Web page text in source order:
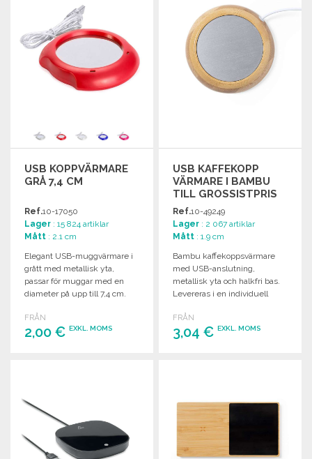
USB KOPPVÄRMARE
GRÅ 7,4 CM
Ref.10-17050
Lager : 15 824 artiklar
Mått : 2.1 cm
Elegant USB-muggvärmare i
grått med metallisk yta,
passar för muggar med en
diameter på upp till 7,4 cm.
FRÅN
2,00 € EXKL. MOMS
USB KAFFEKOPP
VÄRMARE I BAMBU
TILL GROSSISTPRIS
Ref.10-49249
Lager : 2 067 artiklar
Mått : 1.9 cm
Bambu kaffekoppsvärmare
med USB-anslutning,
metallisk yta och halkfri bas.
Levereras i en individuell
FRÅN
3,04 €EXKL. MOMS